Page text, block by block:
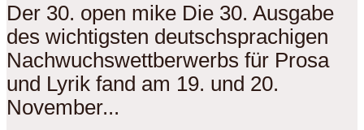
Der 30. open mike Die 30. Ausgabe
des wichtigsten deutschsprachigen
Nachwuchswettberwerbs für Prosa
und Lyrik fand am 19. und 20.
November...